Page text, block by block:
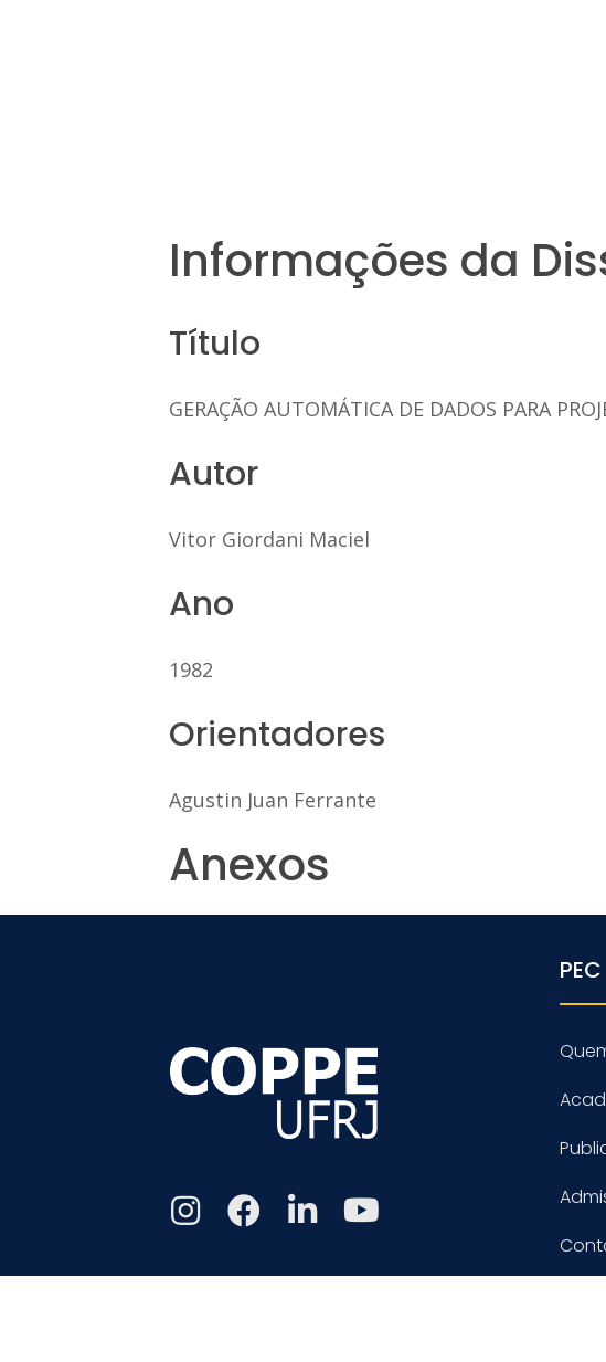
Informações da
Título
GERAÇÃO AUTOMÁTICA DE DADOS PARA
Autor
Vitor Giordani Maciel
Ano
1982
Orientadores
Agustin Juan Ferrante
Anexos
PEC